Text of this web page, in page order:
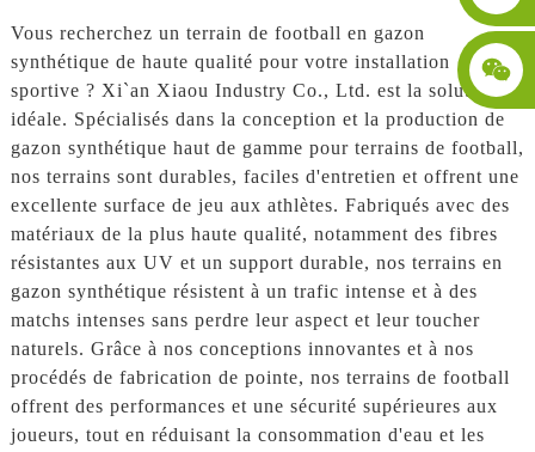
Vous recherchez un terrain de football en gazon
synthétique de haute qualité pour votre installation
sportive ? Xi`an Xiaou Industry Co., Ltd. est la solution
idéale. Spécialisés dans la conception et la production de
gazon synthétique haut de gamme pour terrains de football,
nos terrains sont durables, faciles d'entretien et offrent une
excellente surface de jeu aux athlètes. Fabriqués avec des
matériaux de la plus haute qualité, notamment des fibres
résistantes aux UV et un support durable, nos terrains en
gazon synthétique résistent à un trafic intense et à des
matchs intenses sans perdre leur aspect et leur toucher
naturels. Grâce à nos conceptions innovantes et à nos
procédés de fabrication de pointe, nos terrains de football
offrent des performances et une sécurité supérieures aux
joueurs, tout en réduisant la consommation d'eau et les